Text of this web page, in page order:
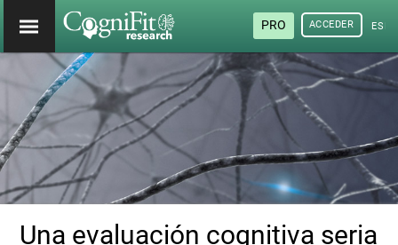
PRO ACCEDER
Una evaluación cognitiva seria